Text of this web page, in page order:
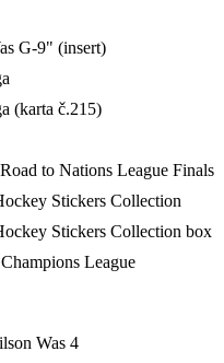
G-9" (insert)
(karta č.215)
to Nations League Finals
Stickers Collection
Stickers Collection box
League
Was 4